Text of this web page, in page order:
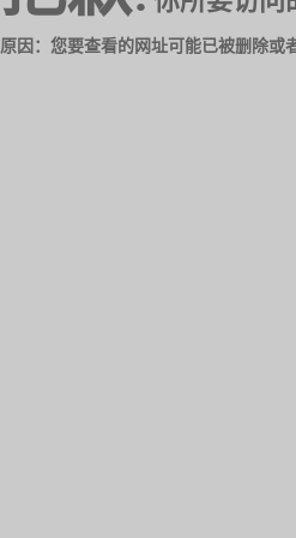
原因：您要查看的网址可能已被删除或